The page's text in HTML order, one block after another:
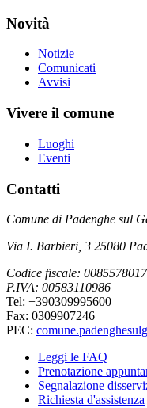
Novità
Notizie
Comunicati
Avvisi
Vivere il comune
Luoghi
Eventi
Contatti
Comune di Padenghe sul
Via I. Barbieri, 3 25080
Codice fiscale:
P.IVA: 00583110986
Tel: +390309995600
Fax: 0309907246
PEC:
Leggi le FAQ
Prenotazione
Segnalazione
Richiesta d'assistenza